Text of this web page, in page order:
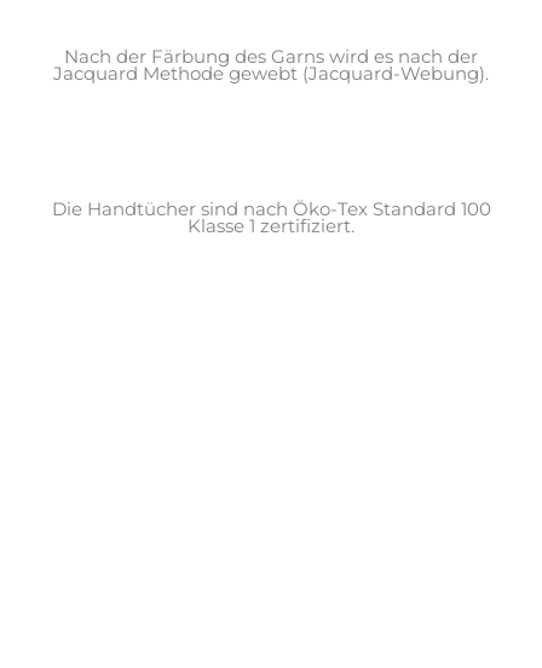
Nach der Färbung des Garns wird es nach der
Jacquard Methode gewebt (Jacquard-Webung).
Die Handtücher sind nach Öko-Tex Standard 100
Klasse 1 zertifiziert.